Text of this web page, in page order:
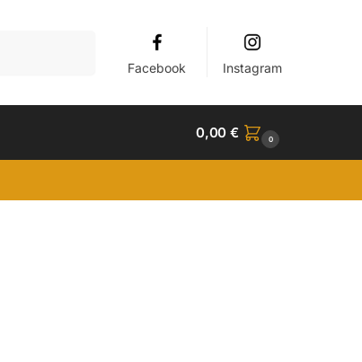
Facebook Instagram
0,00€ 0